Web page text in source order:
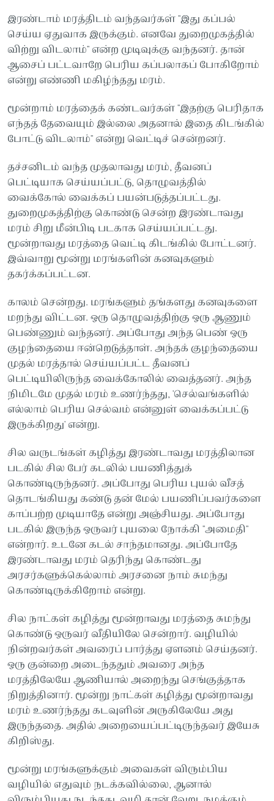
இரண்டாம் மரத்திடம் வந்தவர்கள் "இது கப்பல்
செய்ய ஏதுவாக இருக்கும். எனவே துறைமுகத்தில்
விற்று விடலாம்" என்ற முடிவுக்கு வந்தனர். தான்
ஆசைப் பட்டவாறே பெரிய கப்பலாகப் போகிறோம்
என்று எண்ணி மகிழ்ந்தது மரம்.
மூன்றாம் மரத்தைக் கண்டவர்கள் "இதற்கு பெரிதாக
எந்தத் தேவையும் இல்லை அதனால் இதை கிடங்கில்
போட்டு விடலாம்" என்று வெட்டிச் சென்றனர்.
தச்சனிடம் வந்த முதலாவது மரம், தீவனப்
பெட்டியாக செய்யப்பட்டு, தொழுவத்தில்
வைக்கோல் வைக்கப் பயன்படுத்தப்பட்டது.
துறைமுகத்திற்கு கொண்டு சென்ற இரண்டாவது
மரம் சிறு மீன்பிடி படகாக செய்யப்பட்டது.
மூன்றாவது மரத்தை வெட்டி கிடங்கில் போட்டனர்.
இவ்வாறு மூன்று மரங்களின் கனவுகளும்
தகர்க்கப்பட்டன.
காலம் சென்றது. மரங்களும் தங்களது கனவுகளை
மறந்து விட்டன. ஒரு தொழுவத்திற்கு ஒரு ஆணும்
பெண்ணும் வந்தனர். அப்போது அந்த பெண் ஒரு
குழந்தையை ஈன்றெடுத்தாள். அந்தக் குழந்தையை
முதல் மரத்தால் செய்யப்பட்ட தீவனப்
பெட்டியிலிருந்த வைக்கோலில் வைத்தனர். அந்த
நிமிடமே முதல் மரம் உணர்ந்தது, 'செல்வங்களில்
எல்லாம் பெரிய செல்வம் என்னுள் வைக்கப்பட்டு
இருக்கிறது' என்று.
சில வருடங்கள் கழித்து இரண்டாவது மரத்திலான
படகில் சில பேர் கடலில் பயணித்துக்
கொண்டிருந்தனர். அப்போது பெரிய புயல் வீசத்
தொடங்கியது கண்டு தன் மேல் பயணிப்பவர்களை
காப்பற்ற முடியாதே என்று அஞ்சியது. அப்போது
படகில் இருந்த ஒருவர் புயலை நோக்கி "அமைதி"
என்றார். உடனே கடல் சாந்தமானது. அப்போதே
இரண்டாவது மரம் தெரிந்து கொண்டது
அரசர்களுக்கெல்லாம் அரசனை நாம் சுமந்து
கொண்டிருக்கிறோம் என்று.
சில நாட்கள் கழித்து மூன்றாவது மரத்தை சுமந்து
கொண்டு ஒருவர் வீதியிலே சென்றார். வழியில்
நின்றவர்கள் அவரைப் பார்த்து ஏளனம் செய்தனர்.
ஒரு குன்றை அடைந்ததும் அவரை அந்த
மரத்திலேயே ஆணியால் அறைந்து செங்குத்தாக
நிறுத்தினார். மூன்று நாட்கள் கழித்து மூன்றாவது
மரம் உணர்ந்தது கடவுளின் அருகிலேயே அது
இருந்ததை. அதில் அறையைப்பட்டிருந்தவர் இயேசு
கிறிஸ்து.
மூன்று மரங்களுக்கும் அவைகள் விரும்பிய
வழியில் எதுவும் நடக்கவில்லை, ஆனால்